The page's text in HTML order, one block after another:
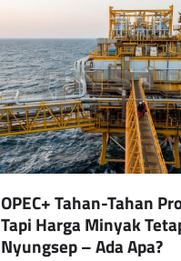
OPEC+ Tahan-Tahan
Tapi Harga Minyak
Nyungsep – Ada Apa?